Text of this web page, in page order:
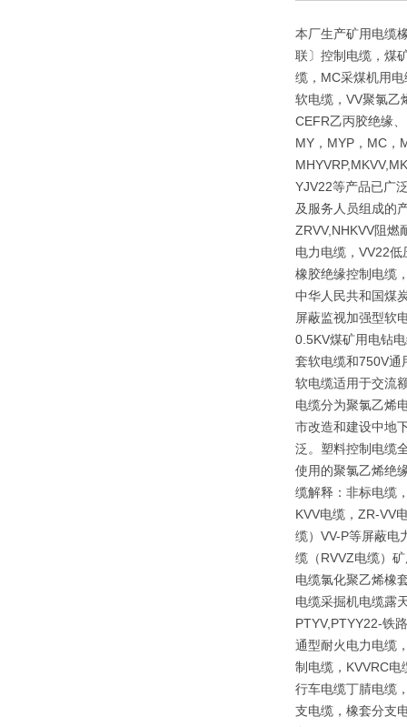
本厂生产矿用电缆
联〕控制电缆，煤
缆，MC采煤机用
软电缆，VV聚氯乙
CEFR乙丙胶绝缘
MY，MYP，MC，
YJV22等产品已广
及服务人员组成的
ZRVV,NHKVV阻燃
电力电缆，VV22
橡胶绝缘控制电缆
中华人民共和国煤
屏蔽监视加强型软
0.5KV煤矿用电钻
套软电缆和750V通
软电缆适用于交流
电缆分为聚氯乙烯
市改造和建设中地
泛。塑料控制电缆
使用的聚氯乙烯绝
缆解释：非标电缆
KVV电缆，ZR-VV
缆）VV-P等屏蔽电
缆（RVVZ电缆）
电缆氯化聚乙烯橡
电缆采掘机电缆露
PTYV,PTYY22-铁
通型耐火电力电缆
制电缆，KVVRC
行车电缆丁腈电缆
支电缆，橡套分支